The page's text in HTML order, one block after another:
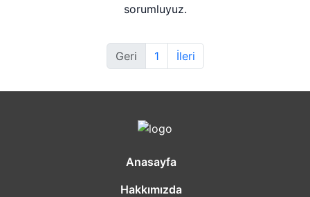
sorumluyuz.
Geri 1 İleri
Anasayfa
Hakkımızda